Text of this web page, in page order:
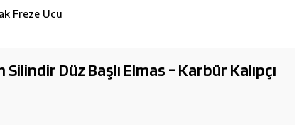
Freze Ucu
Düz Başlı Elmas - Karbür Kalıpçı